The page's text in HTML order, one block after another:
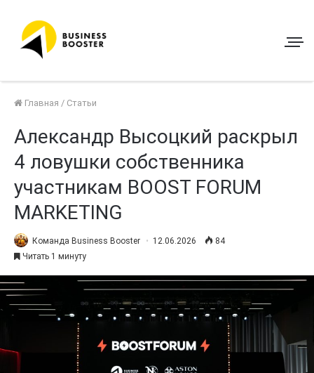
Главная / Статьи
Александр Высоцкий раскрыл
4 ловушки собственника
участникам BOOST FORUM
MARKETING
Команда Business Booster 12.06.2026
84
Читать 1 минуту